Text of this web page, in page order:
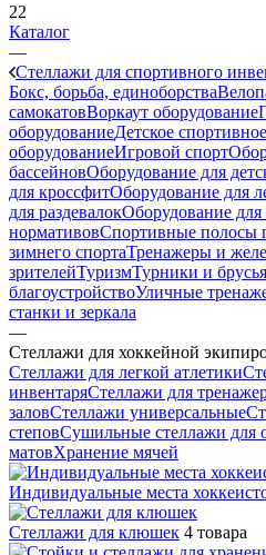
22
Каталог
—
Стеллажи для спортивного
Бокс, борьба, единоборства
самокатовВоркаут оборудование
оборудованиеДетское
оборудованиеИгровой спорт
бассейновОборудование для
для кроссфитОборудование для
для раздевалокОборудование для
нормативовСпортивные полосы
зимнего спортаТренажеры и
зрителейТуризмТурники и брусья
благоустройствоУличные
станки и зеркала
—
Стеллажи для хоккейной
Стеллажи для легкой атлетики
инвентаряСтеллажи для
заловСтеллажи универсальные
степовСушильные стеллажи для
матовХранение мячей
Индивидуальные места
Стеллажи для клюшек 4 товара